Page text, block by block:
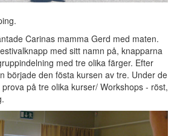
Carinas mamma Gerd med maten.
med sitt namn på, knapparna
med tre olika färger. Efter
började den fösta kursen av tre. Under de
på tre olika kurser/ Workshops - röst,